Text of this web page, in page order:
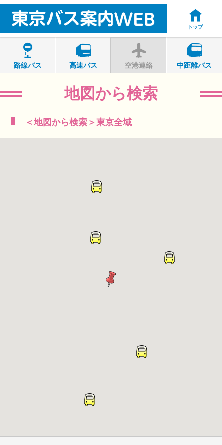
トップ
路線バス 高速バス 空港連絡 中距離バス
地図から検索
＜地図から検索＞東京全域